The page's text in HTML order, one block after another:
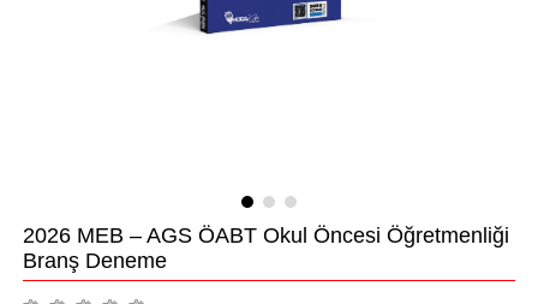
2026 MEB – AGS ÖABT Okul Öncesi Öğretmenliği
Branş Deneme